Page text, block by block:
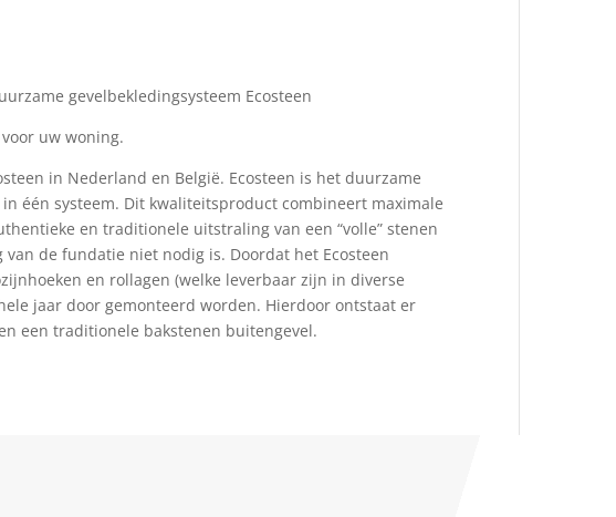
gevelbekledingsysteem Ecosteen
uw woning.
in Nederland en België. Ecosteen is het duurzame
één systeem. Dit kwaliteitsproduct combineert maximale
en traditionele uitstraling van een “volle” stenen
de fundatie niet nodig is. Doordat het Ecosteen
en rollagen (welke leverbaar zijn in diverse
jaar door gemonteerd worden. Hierdoor ontstaat er
een traditionele bakstenen buitengevel.